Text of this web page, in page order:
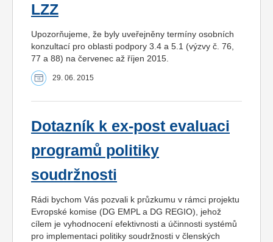
LZZ
Upozorňujeme, že byly uveřejněny termíny osobních
konzultací pro oblasti podpory 3.4 a 5.1 (výzvy č. 76,
77 a 88) na červenec až říjen 2015.
29. 06. 2015
Dotazník k ex-post evaluaci
programů politiky
soudržnosti
Rádi bychom Vás pozvali k průzkumu v rámci projektu
Evropské komise (DG EMPL a DG REGIO), jehož
cílem je vyhodnocení efektivnosti a účinnosti systémů
pro implementaci politiky soudržnosti v členských